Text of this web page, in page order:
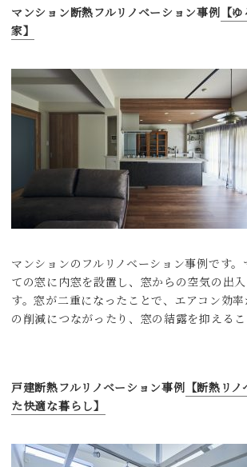
マンション断熱フルリノベーション事例
【
家】
マンションのフルリノベーション事例です。
ての窓に内窓を設置し、窓からの空気の出
す。窓が二重になったことで、エアコン効
の削減につながったり、窓の結露を抑えるこ
戸建断熱フルリノベーション事例
【断熱リ
た快適な暮らし】